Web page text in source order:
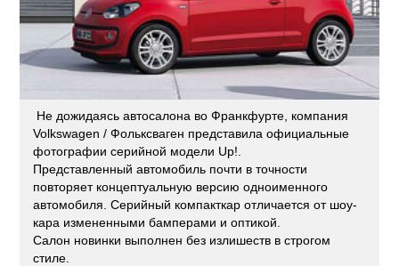
Не дожидаясь автосалона во Франкфурте, компания
Volkswagen / Фольксваген представила официальные
фотографии серийной модели Up!.
Представленный автомобиль почти в точности
повторяет концептуальную версию одноименного
автомобиля. Серийный компакткар отличается от шоу-
кара измененными бамперами и оптикой.
Салон новинки выполнен без излишеств в строгом
стиле.